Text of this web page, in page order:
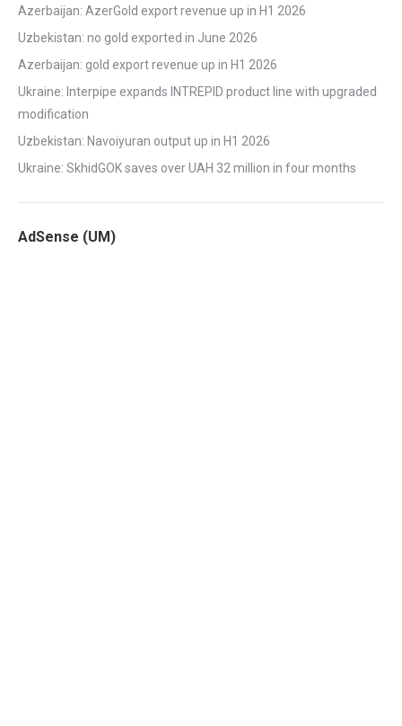
Azerbaijan: AzerGold export revenue up in H1 2026
Uzbekistan: no gold exported in June 2026
Azerbaijan: gold export revenue up in H1 2026
Ukraine: Interpipe expands INTREPID product line with upgraded
modification
Uzbekistan: Navoiyuran output up in H1 2026
Ukraine: SkhidGOK saves over UAH 32 million in four months
AdSense (UM)